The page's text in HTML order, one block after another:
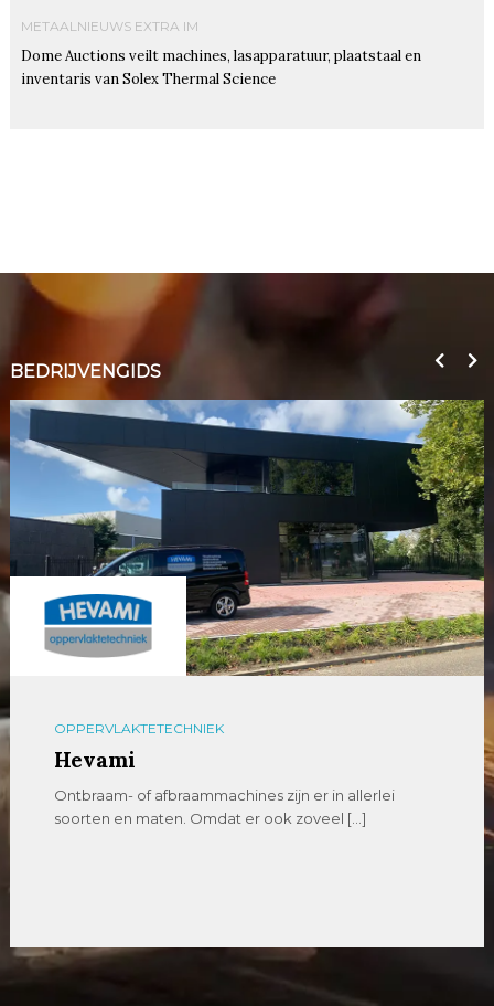
METAALNIEUWS EXTRA IM
Dome Auctions veilt machines, lasapparatuur, plaatstaal en
inventaris van Solex Thermal Science
BEDRIJVENGIDS
OPPERVLAKTETECHNIEK
Hevami
Ontbraam- of afbraammachines zijn er in allerlei
soorten en maten. Omdat er ook zoveel […]